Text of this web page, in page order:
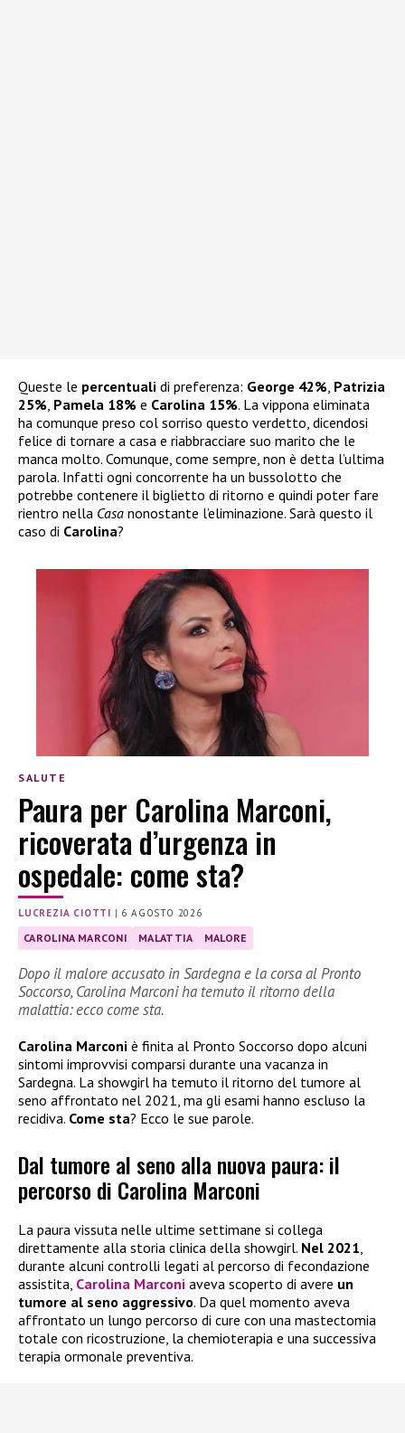
Queste le percentuali di preferenza: George 42%, Patrizia
25%, Pamela 18% e Carolina 15%. La vippona eliminata
ha comunque preso col sorriso questo verdetto, dicendosi
felice di tornare a casa e riabbracciare suo marito che le
manca molto. Comunque, come sempre, non è detta l’ultima
parola. Infatti ogni concorrente ha un bussolotto che
potrebbe contenere il biglietto di ritorno e quindi poter fare
rientro nella Casa nonostante l’eliminazione. Sarà questo il
caso di Carolina?
SALUTE
Paura per Carolina Marconi,
ricoverata d’urgenza in
ospedale: come sta?
LUCREZIA CIOTTI | 6 AGOSTO 2026
CAROLINA MARCONI MALATTIA MALORE
Dopo il malore accusato in Sardegna e la corsa al Pronto
Soccorso, Carolina Marconi ha temuto il ritorno della
malattia: ecco come sta.
Carolina Marconi è finita al Pronto Soccorso dopo alcuni
sintomi improvvisi comparsi durante una vacanza in
Sardegna. La showgirl ha temuto il ritorno del tumore al
seno affrontato nel 2021, ma gli esami hanno escluso la
recidiva. Come sta? Ecco le sue parole.
Dal tumore al seno alla nuova paura: il
percorso di Carolina Marconi
La paura vissuta nelle ultime settimane si collega
direttamente alla storia clinica della showgirl. Nel 2021
durante alcuni controlli legati al percorso di fecondazione
assistita, Carolina Marconi aveva scoperto di avere un
tumore al seno aggressivo. Da quel momento aveva
affrontato un lungo percorso di cure con una mastectomia
totale con ricostruzione, la chemioterapia e una successiva
terapia ormonale preventiva.